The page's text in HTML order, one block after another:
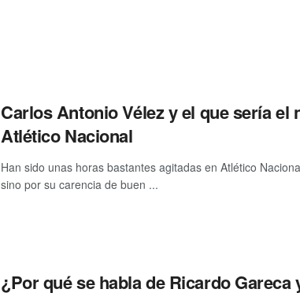
Carlos Antonio Vélez y el que sería el
Atlético Nacional
Han sido unas horas bastantes agitadas en Atlético
sino por su carencia de buen ...
¿Por qué se habla de Ricardo